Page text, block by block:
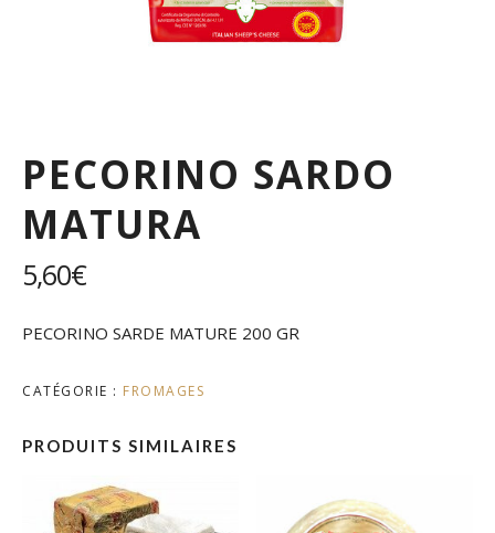
PECORINO SARDO
MATURA
5,60€
PECORINO SARDE MATURE 200 GR
CATÉGORIE : FROMAGES
PRODUITS SIMILAIRES